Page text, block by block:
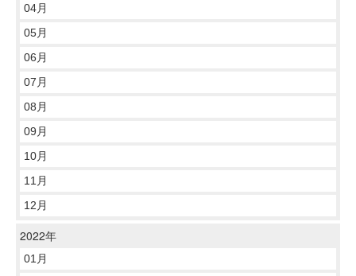
04月
05月
06月
07月
08月
09月
10月
11月
12月
2022年
01月